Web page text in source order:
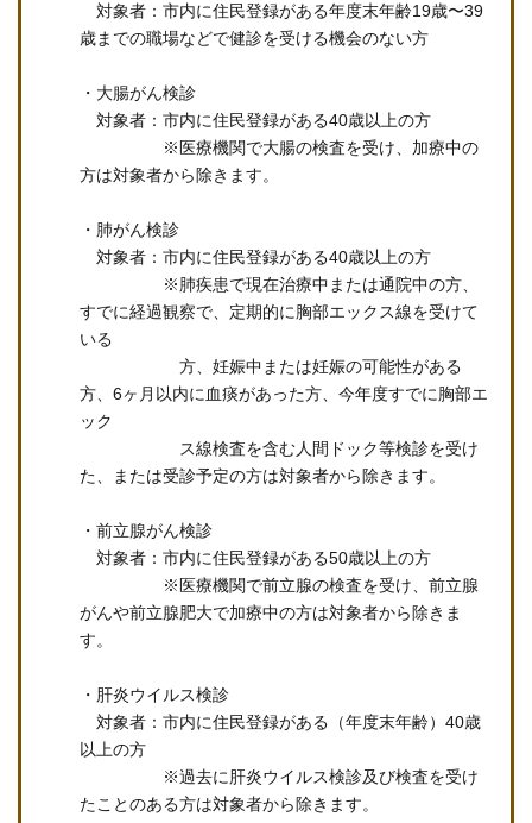
対象者：市内に住民登録がある年度末年齢19歳〜39
歳までの職場などで健診を受ける機会のない方
・大腸がん検診
対象者：市内に住民登録がある40歳以上の方
※医療機関で大腸の検査を受け、加療中の
方は対象者から除きます。
・肺がん検診
対象者：市内に住民登録がある40歳以上の方
※肺疾患で現在治療中または通院中の方、
すでに経過観察で、定期的に胸部エックス線を受けて
いる
方、妊娠中または妊娠の可能性がある
方、6ヶ月以内に血痰があった方、今年度すでに胸部エ
ック
ス線検査を含む人間ドック等検診を受け
た、または受診予定の方は対象者から除きます。
・前立腺がん検診
対象者：市内に住民登録がある50歳以上の方
※医療機関で前立腺の検査を受け、前立腺
がんや前立腺肥大で加療中の方は対象者から除きま
す。
・肝炎ウイルス検診
対象者：市内に住民登録がある（年度末年齢）40歳
以上の方
※過去に肝炎ウイルス検診及び検査を受け
たことのある方は対象者から除きます。